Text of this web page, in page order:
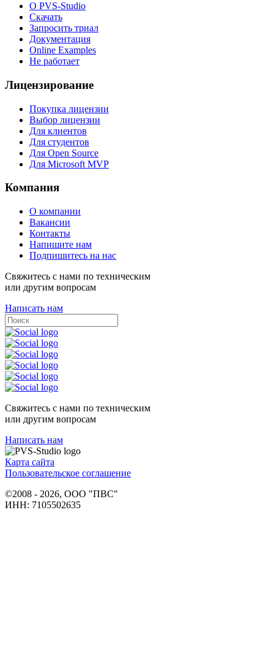
О PVS-Studio
Скачать
Запросить триал
Документация
Online Examples
Не работает
Лицензирование
Покупка лицензии
Выбор лицензии
Для клиентов
Для студентов
Для Open Source
Для Microsoft MVP
Компания
О компании
Вакансии
Контакты
Напишите нам
Подпишитесь на нас
Свяжитесь с нами по техническим
или другим вопросам
Написать нам
Свяжитесь с нами по техническим
или другим вопросам
Написать нам
Карта сайта
Пользовательское соглашение
©2008 - 2026, ООО "ПВС"
ИНН: 7105502635